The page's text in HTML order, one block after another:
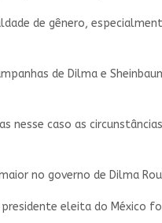
de gênero,
de Dilma e
nesse caso as
no governo de Dilma
eleita do México